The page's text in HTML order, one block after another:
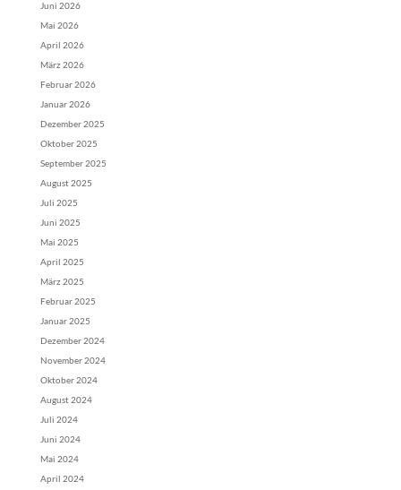
Juni 2026
Mai 2026
April 2026
März 2026
Februar 2026
Januar 2026
Dezember 2025
Oktober 2025
September 2025
August 2025
Juli 2025
Juni 2025
Mai 2025
April 2025
März 2025
Februar 2025
Januar 2025
Dezember 2024
November 2024
Oktober 2024
August 2024
Juli 2024
Juni 2024
Mai 2024
April 2024